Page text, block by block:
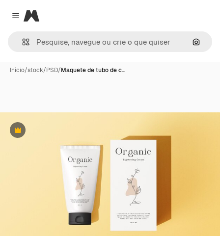
Close menu
Magnific
Início/stock/PSD/Maquete de tubo de c…
Premium